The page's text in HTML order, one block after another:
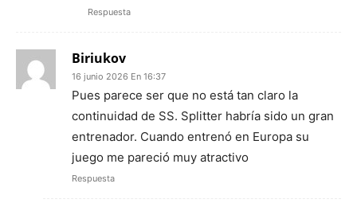
Respuesta
Biriukov
16 junio 2026 En 16:37
Pues parece ser que no está tan claro la
continuidad de SS. Splitter habría sido un gran
entrenador. Cuando entrenó en Europa su
juego me pareció muy atractivo
Respuesta